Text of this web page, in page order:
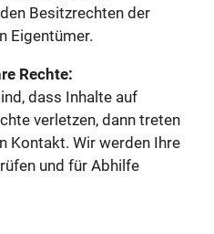
Besitzrechten der
Eigentümer.
Rechte:
dass Inhalte auf
verletzen, dann treten
Kontakt. Wir werden Ihre
und für Abhilfe